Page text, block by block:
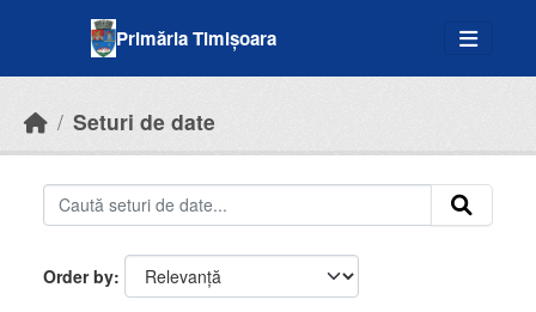
Primăria Timișoara
Seturi de date
Order by